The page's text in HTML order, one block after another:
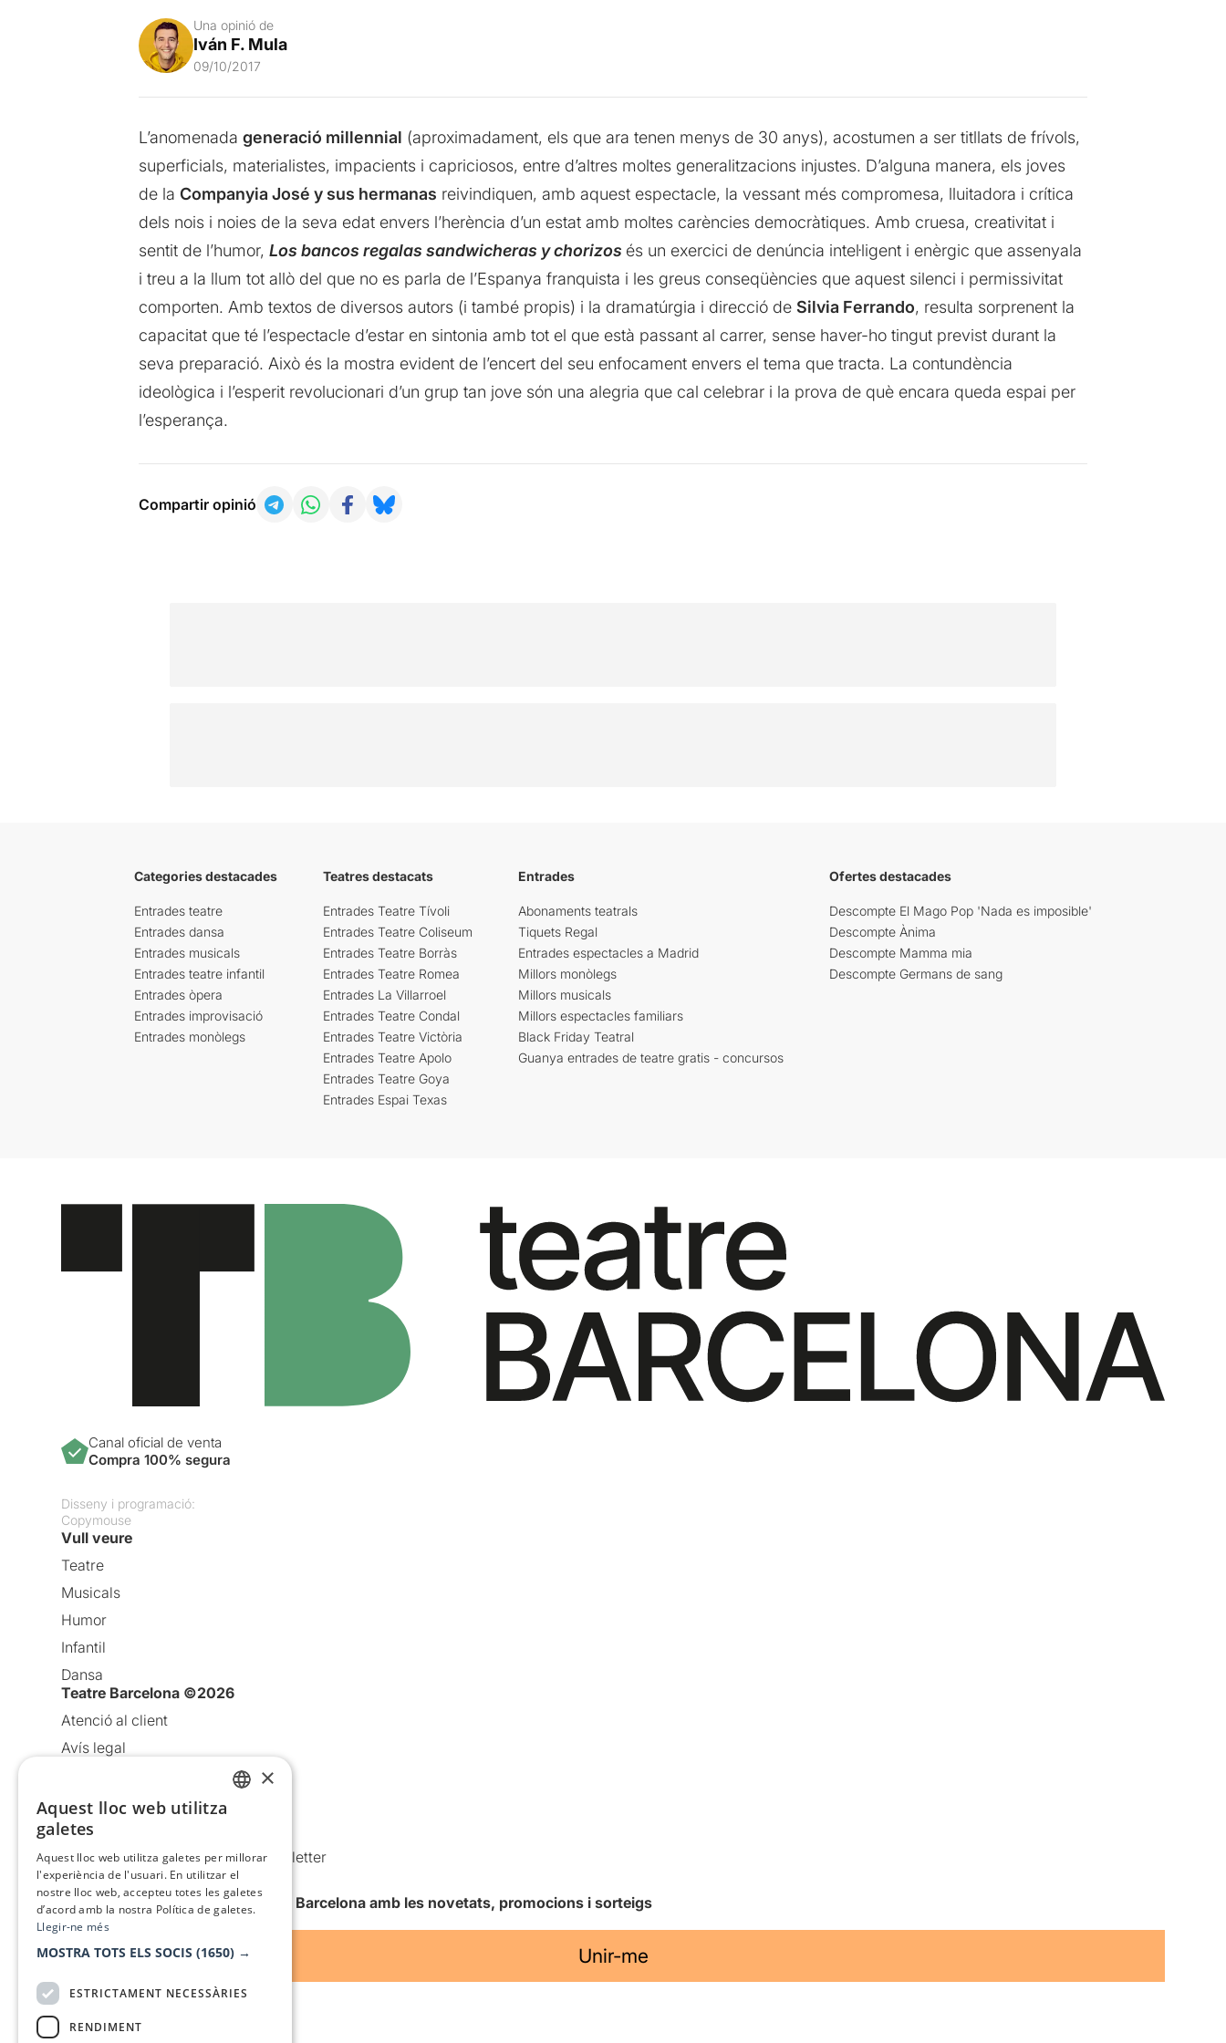
Una opinió de
Iván F. Mula
09/10/2017
L’anomenada generació millennial (aproximadament, els que ara tenen menys de 30 anys), acostumen a ser titllats de frívols,
superficials, materialistes, impacients i capriciosos, entre d’altres moltes generalitzacions injustes. D’alguna manera, els joves
de la Companyia José y sus hermanas reivindiquen, amb aquest espectacle, la vessant més compromesa, lluitadora i crítica
dels nois i noies de la seva edat envers l’herència d’un estat amb moltes carències democràtiques. Amb cruesa, creativitat i
sentit de l’humor, Los bancos regalas sandwicheras y chorizos és un exercici de denúncia intel·ligent i enèrgic que assenyala
i treu a la llum tot allò del que no es parla de l’Espanya franquista i les greus conseqüències que aquest silenci i permissivitat
comporten. Amb textos de diversos autors (i també propis) i la dramatúrgia i direcció de Silvia Ferrando, resulta sorprenent la
capacitat que té l’espectacle d’estar en sintonia amb tot el que està passant al carrer, sense haver-ho tingut previst durant la
seva preparació. Això és la mostra evident de l’encert del seu enfocament envers el tema que tracta. La contundència
ideològica i l’esperit revolucionari d’un grup tan jove són una alegria que cal celebrar i la prova de què encara queda espai per
l’esperança.
Compartir opinió
Categories destacades
Entrades teatre
Entrades dansa
Entrades musicals
Entrades teatre infantil
Entrades òpera
Entrades improvisació
Entrades monòlegs
Teatres destacats
Entrades Teatre Tívoli
Entrades Teatre Coliseum
Entrades Teatre Borràs
Entrades Teatre Romea
Entrades La Villarroel
Entrades Teatre Condal
Entrades Teatre Victòria
Entrades Teatre Apolo
Entrades Teatre Goya
Entrades Espai Texas
Entrades
Abonaments teatrals
Tiquets Regal
Entrades espectacles a Madrid
Millors monòlegs
Millors musicals
Millors espectacles familiars
Black Friday Teatral
Guanya entrades de teatre gratis - concursos
Ofertes destacades
Descompte El Mago Pop 'Nada es imposible'
Descompte Ànima
Descompte Mamma mia
Descompte Germans de sang
Canal oficial de venta
Compra 100% segura
Disseny i programació:
Copymouse
Vull veure
Teatre
Musicals
Humor
Infantil
Dansa
Teatre Barcelona ©2026
Atenció al client
Avís legal
Política de cookies
Condicions d’ús
Comunicacions comercials i Newsletter
Anuncia’t
Vull rebre la newsletter de Teatre Barcelona amb les novetats, promocions i sorteigs
Unir-me
×
Aquest lloc web utilitza
galetes
Aquest lloc web utilitza galetes per millorar
l'experiència de l'usuari. En utilitzar el
nostre lloc web, accepteu totes les galetes
d’acord amb la nostra Política de galetes.
Llegir-ne més
MOSTRA TOTS ELS SOCIS (1650) →
ESTRICTAMENT NECESSÀRIES
RENDIMENT